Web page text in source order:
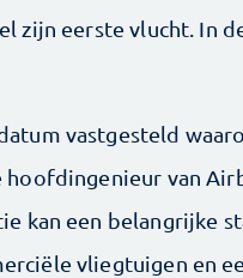
zijn eerste vlucht. In
vastgesteld
hoofdingenieur van
kan een belangrijke
vliegtuigen en